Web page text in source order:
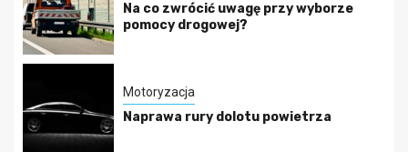
Na co zwrócić uwagę przy wyborze
pomocy drogowej?
Motoryzacja
Naprawa rury dolotu powietrza